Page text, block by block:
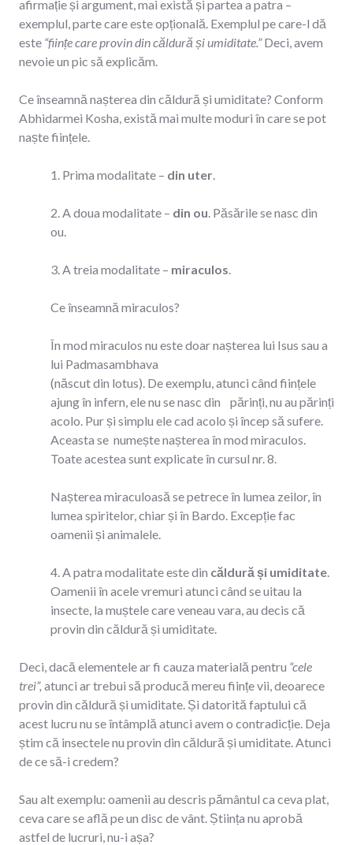
afirmație și argument, mai există și partea a patra –
exemplul, parte care este opțională. Exemplul pe care-l dă
este “ființe care provin din căldură și umiditate.”Deci, avem
nevoie un pic să explicăm.
Ce înseamnă nașterea din căldură și umiditate? Conform
Abhidarmei Kosha, există mai multe moduri în care se pot
naște ființele.
1. Prima modalitate – din uter.
2. A doua modalitate – din ou. Păsările se nasc din
ou.
3. A treia modalitate – miraculos.
Ce înseamnă miraculos?
În mod miraculos nu este doar nașterea lui Isus sau a
lui Padmasambhava
(născut din lotus). De exemplu, atunci când ființele
ajung în infern, ele nu se nasc din părinți, nu au părinți
acolo. Pur și simplu ele cad acolo și încep să sufere.
Aceasta se numește nașterea în mod miraculos.
Toate acestea sunt explicate în cursul nr. 8.
Nașterea miraculoasă se petrece în lumea zeilor, în
lumea spiritelor, chiar și în Bardo. Excepție fac
oamenii și animalele.
4. A patra modalitate este din căldură și umiditate.
Oamenii în acele vremuri atunci când se uitau la
insecte, la muștele care veneau vara, au decis că
provin din căldură și umiditate.
Deci, dacă elementele ar fi cauza materială pentru “cele
trei”, atunci ar trebui să producă mereu ființe vii, deoarece
provin din căldură și umiditate. Și datorită faptului că
acest lucru nu se întâmplă atunci avem o contradicție. Deja
știm că insectele nu provin din căldură și umiditate. Atunci
de ce să-i credem?
Sau alt exemplu: oamenii au descris pământul ca ceva plat,
ceva care se află pe un disc de vânt. Știința nu aprobă
astfel de lucruri, nu-i așa?